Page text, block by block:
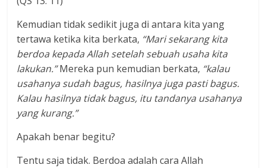
Kemudian tidak sedikit juga di antara kita yang
tertawa ketika kita berkata, “Mari sekarang kita
berdoa kepada Allah setelah sebuah usaha kita
lakukan.”Mereka pun kemudian berkata, “kalau
usahanya sudah bagus, hasilnya juga pasti bagus.
Kalau hasilnya tidak bagus, itu tandanya usahanya
yang kurang.”
Apakah benar begitu?
Tentu saja tidak. Berdoa adalah cara Allah